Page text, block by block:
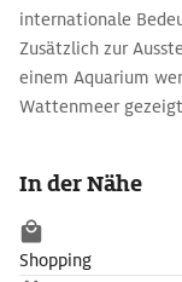
internationale
Zusätzlich zur
einem Aquarium
Wattenmeer
im Januar 2016 auf
sehen.
In der Nähe
Shopping